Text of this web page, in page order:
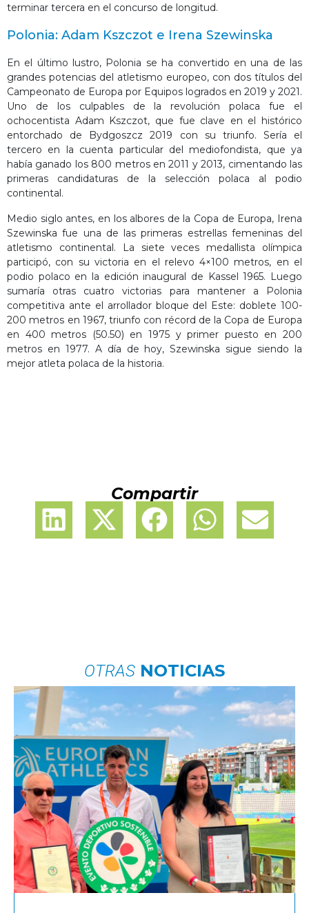
terminar tercera en el concurso de longitud.
Polonia: Adam Kszczot e Irena Szewinska
En el último lustro, Polonia se ha convertido en una de las
grandes potencias del atletismo europeo, con dos títulos del
Campeonato de Europa por Equipos logrados en 2019 y 2021.
Uno de los culpables de la revolución polaca fue el
ochocentista Adam Kszczot, que fue clave en el histórico
entorchado de Bydgoszcz 2019 con su triunfo. Sería el
tercero en la cuenta particular del mediofondista, que ya
había ganado los 800 metros en 2011 y 2013, cimentando las
primeras candidaturas de la selección polaca al podio
continental.
Medio siglo antes, en los albores de la Copa de Europa, Irena
Szewinska fue una de las primeras estrellas femeninas del
atletismo continental. La siete veces medallista olímpica
participó, con su victoria en el relevo 4×100 metros, en el
podio polaco en la edición inaugural de Kassel 1965. Luego
sumaría otras cuatro victorias para mantener a Polonia
competitiva ante el arrollador bloque del Este: doblete 100-
200 metros en 1967, triunfo con récord de la Copa de Europa
en 400 metros (50.50) en 1975 y primer puesto en 200
metros en 1977. A día de hoy, Szewinska sigue siendo la
mejor atleta polaca de la historia.
Compartir
OTRAS NOTICIAS